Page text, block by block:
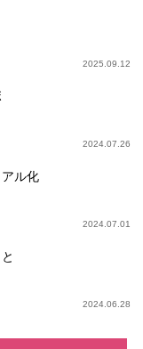
2025.09.12
2024.07.26
ル化
2024.07.01
2024.06.28